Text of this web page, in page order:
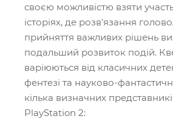
своєю можливістю взяти
історіях, де розв'язання
прийняття важливих рішень
подальший розвиток подій.
варіюються від класичних
фентезі та науково-
кілька визначних
PlayStation 2: